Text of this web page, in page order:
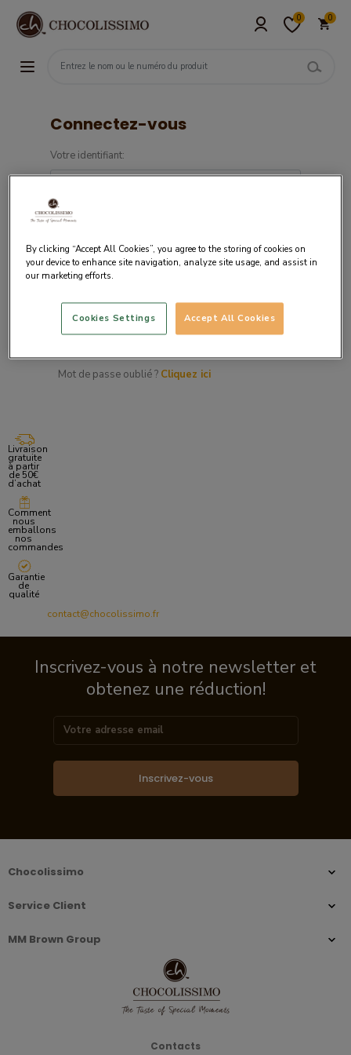
0 0
Connectez-vous
Votre identifiant:
Mot de passe:
Si vous êtes un nouveau client,créez votre
Mot de passe oublié ? Cliquez ici
Livraison
gratuite
à partir
de 50€
d’achat
Comment
nous
emballons
nos
commandes
Garantie
de
qualité
contact@chocolissimo.fr
Inscrivez-vous à notre newsletter et
obtenez une réduction!
Inscrivez-vous
Chocolissimo
Service Client
MM Brown Group
Contacts
By clicking “Accept All Cookies”, you agree to the storing of cookies on
your device to enhance site navigation, analyze site usage, and assist in
our marketing efforts.
Accept All Cookies
Cookies Settings